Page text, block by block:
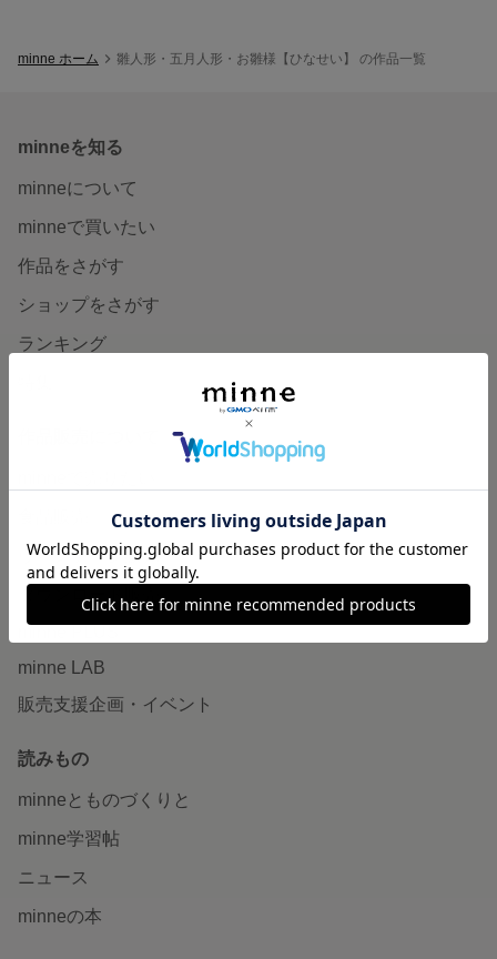
minne ホーム 雛人形・五月人形・お雛様【ひなせい】 の作品一覧
minneを知る
minneについて
minneで買いたい
作品をさがす
ショップをさがす
ランキング
ヴィンテージ販売
ダウンロード販売
minne LAB
販売支援企画・イベント
読みもの
minneとものづくりと
minne学習帖
ニュース
minneの本